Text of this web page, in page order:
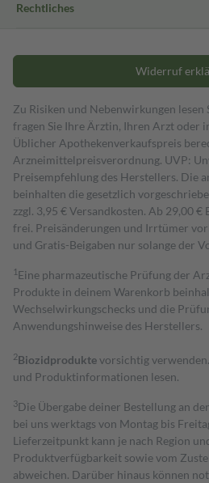
Rechtliches
Widerruf
Zu Risiken und Nebenwirkungen lesen
fragen Sie Ihre Ärztin, Ihren Arzt oder
Üblicher Apothekenverkaufspreis
Arzneimittelpreisverordnung. UVP:
Preisempfehlung des Herstellers. Die
beinhalten die gesetzlich
zzgl. 3,95 € Versandkosten. Ab 29,00
frei. Preisänderungen und Irrtümer
und Gratis-Beigaben nur solange der
1 Eine pharmazeutische Prüfung der
Produkte in deinem Warenkorb
Wechselwirkungschecks und die
Anwendungshinweise des Herstellers.
2Biozidproduktevorsichtig
und Produktinformationen lesen.
3Die Übergabe deiner Bestellung an
bei uns werktags von Montag bis
Lieferzeitpunkt kann je nach Region
Produktverfügbarkeit sowie vom
abweichen. Darüber hinaus können